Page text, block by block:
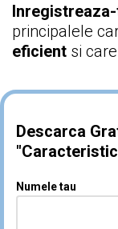
principalele
eficient si care
Descarca
Numele tau